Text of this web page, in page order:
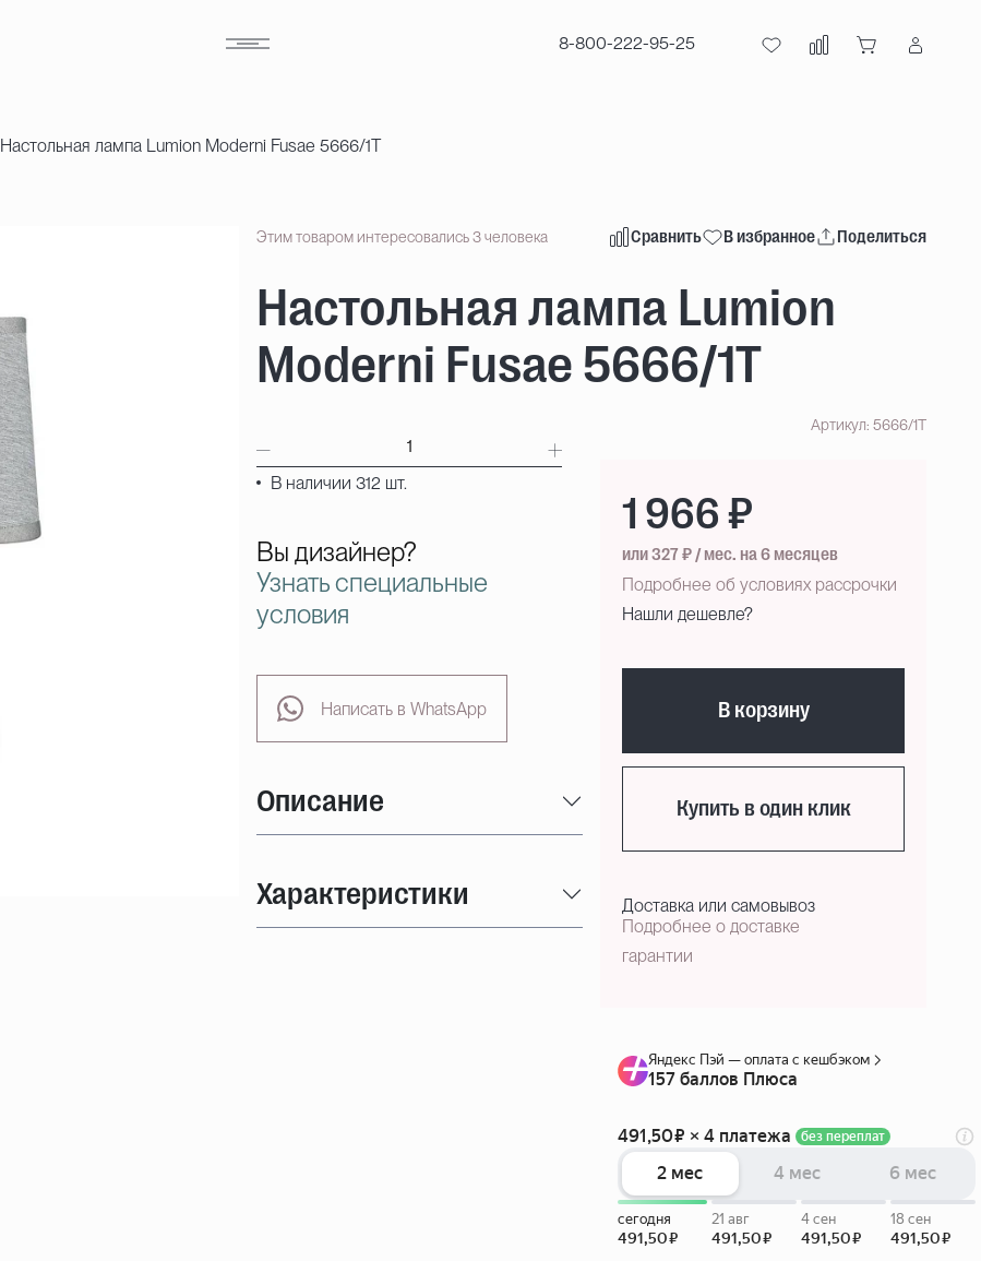
8-800-222-95-25
Настольная лампа Lumion Moderni Fusae 5666/1T
Этим товаром интересовались 3 человека Сравнить В избранное Поделиться
Настольная лампа Lumion
Moderni Fusae 5666/1T
В наличии 312 шт.
Вы дизайнер?
Узнать специальные
условия
Написать в WhatsApp
Описание
Характеристики
Артикул: 5666/1T
1 966 ₽
или 327 ₽ / мес. на 6 месяцев
Подробнее об условиях рассрочки
Нашли дешевле?
В корзину
Купить в один клик
Доставка или самовывоз
Подробнее о доставке
гарантии